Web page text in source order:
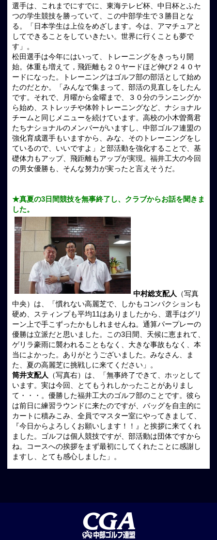
選手は、これまでにすでに、東海テレビ杯、中日杯とふた
つの学生競技を勝っていて、この中部学生で３勝目とな
る。「日本学生は上位をめざします。今は、アマチュアと
してできることをしていきたい。世界に行くことも夢で
す」。
松田選手は今年にはいって、トレーニングをきっちり開
始。体重も増えて，飛距離も２０ヤードほど伸び２４０ヤ
ードになった。トレーニングはゴルフ部の部活として始め
たのだとか。「みんなで集まって、部活の見直しをしたん
です。それで、月曜から金曜まで、３０分のランニングか
ら始め、ストレッチや体幹トレーニングなど、ナショナル
チームと同じメニューを続けています。高校の小木曽喬君
たちナショナルのメンバーがいますし、中部ゴルフ連盟の
強化育成選手もいますから、みな、そのトレーニングをし
ているので、いいですよ」と部活動を強化することで、基
礎体力もアップ、飛距離もアップが実現。福井工大の今回
の男女優勝も、そんな努力が実ったと言えそうだ。
★真夏の3日間競技を無事終了し、クラブからお話を聞きま
した。
中村総支配人
（写真
中央）は、「慣れない高麗芝で、しかもコンパクションも
硬め、スティンプも平均11はありましたから、選手はグリ
ーン上で手こずったかもしれませんね。通算パープレーの
優勝は立派だと思いました。この3日間、天候に恵まれて、
ゲリラ豪雨に襲われることもなく、大きな事故もなく、本
当によかった。ありがとうございました。みなさん、ま
た、夏の高麗芝に挑戦しに来てください」。
筒井支配人
（写真右）は、「無事終了できて、ホッとして
います。実は今回、とてもうれしかったことがありまし
て・・・。優勝した福井工大のゴルフ部のことです。彼ら
は前日に練習ラウンドに来たのですが、バッグを自主的に
カートに積みこみ、全員でマスター室にやってきまして、
『今日からよろしくお願いします！！』と挨拶に来てくれ
ました。ゴルフは個人競技ですが、部活動は団体ですから
ね。コースへの挨拶をまず最初にしてくれたことに感謝し
ますし、とても感心しました」。